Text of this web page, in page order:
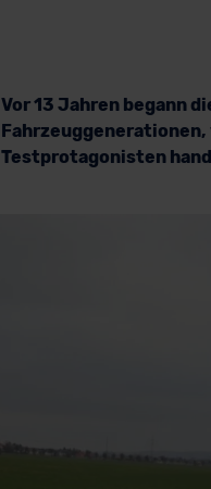
Vor 13 Jahren begann
Fahrzeuggenerationen,
Testprotagonisten